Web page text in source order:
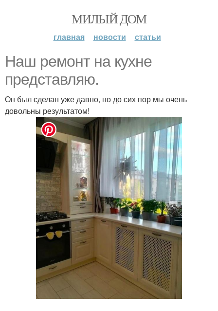
МИЛЫЙ ДОМ
главная новости статьи
Наш ремонт на кухне
представляю.
Он был сделан уже давно, но до сих пор мы очень
довольны результатом!